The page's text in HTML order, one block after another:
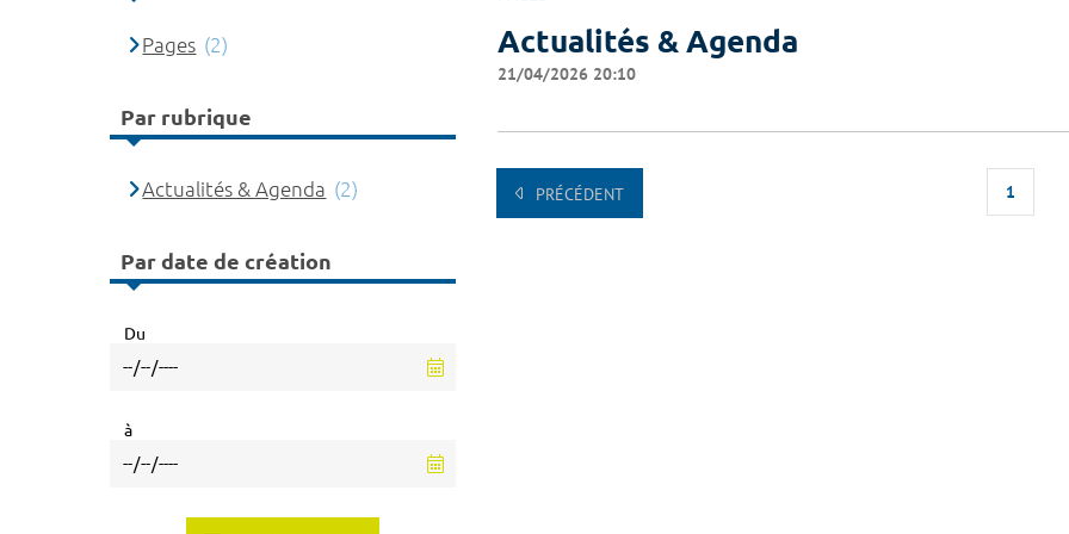
Actualités & Agenda
21/04/2026 20:10
PRÉCÉDENT 1
Pages (2)
Par rubrique
Actualités & Agenda (2)
Par date de création
Du
à